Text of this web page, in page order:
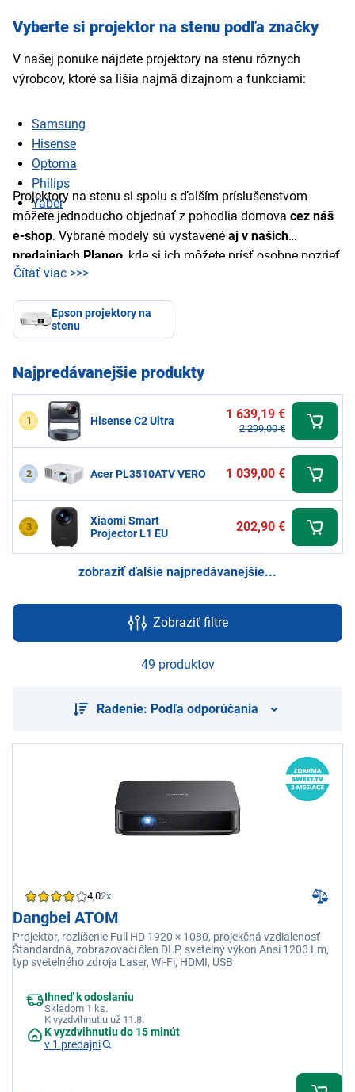
Vyberte si projektor na stenu podľa značky
V našej ponuke nájdete projektory na stenu rôznych
výrobcov, ktoré sa líšia najmä dizajnom a funkciami:
Samsung
Hisense
Optoma
Philips
Yaber
Projektory na stenu si spolu s ďalším príslušenstvom
môžete jednoducho objednať z pohodlia domova cez náš
e-shop. Vybrané modely sú vystavené aj v našich
predajniach Planeo , kde si ich môžete prísť osobne pozrieť
a zakúpiť.
Čítať viac >>>
Epson projektory na
stenu
Najpredávanejšie produkty
1 Hisense C2 Ultra 1 639,19 €
2 299,00 €
2 Acer PL3510ATV VERO 1 039,00 €
3
Xiaomi Smart
Projector L1 EU
202,90 €
zobraziť ďalšie najpredávanejšie...
Zobraziť filtre
49 produktov
Radenie: Podľa odporúčania
4,02x
Dangbei ATOM
Projektor, rozlíšenie Full HD 1920 × 1080, projekčná vzdialenosť
Štandardná, zobrazovací člen DLP, svetelný výkon Ansi 1200 Lm,
typ svetelného zdroja Laser, Wi-Fi, HDMI, USB
Ihneď k odoslaniu
Skladom 1 ks.
K vyzdvihnutiu už 11.8.
K vyzdvihnutiu do 15 minút
v 1 predajni